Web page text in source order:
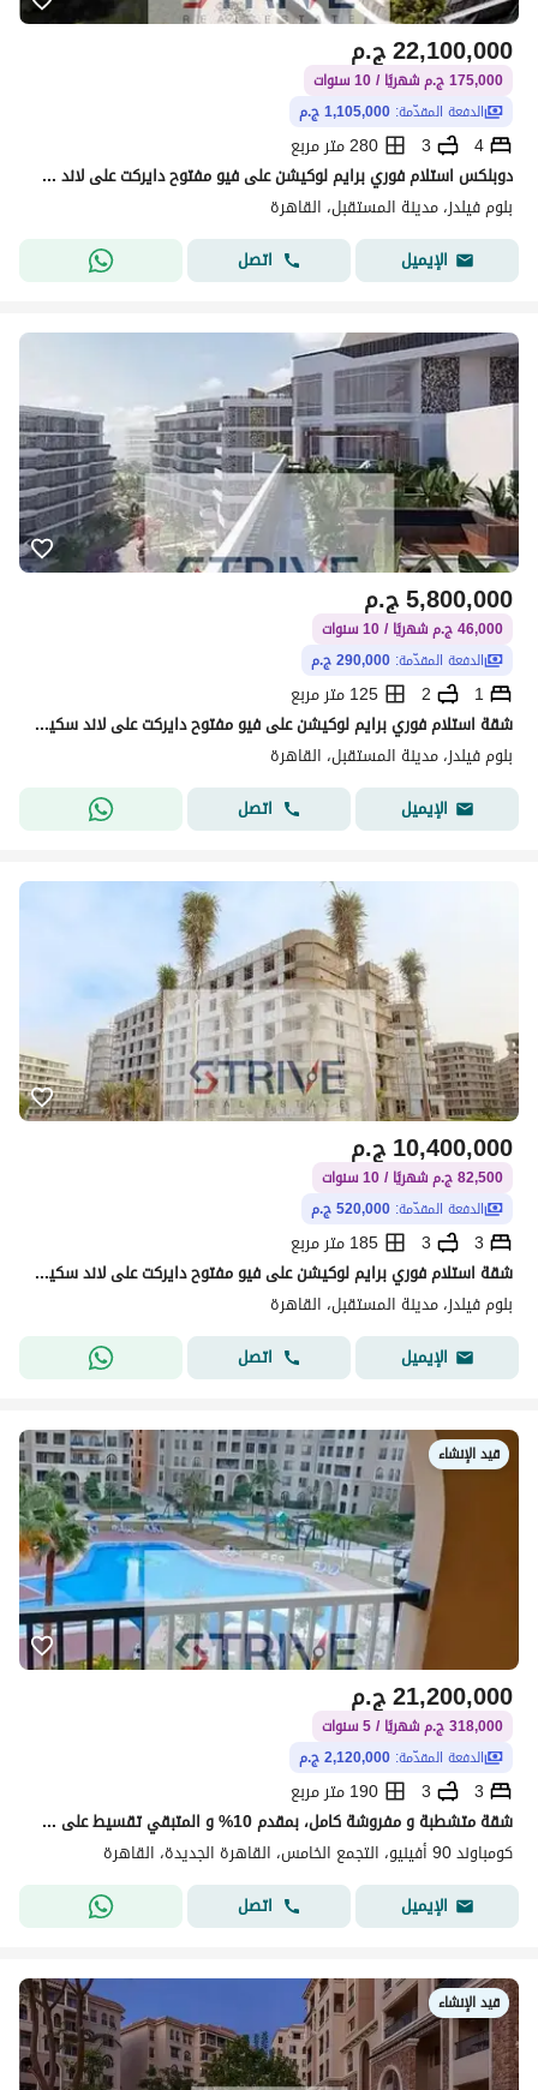
ج.م22,100,000
175,000 ج.م شهريًا / 10 سنوات
الدفعة المقدّمة: 1,105,000 ج.م
4
3
280 متر مربع
دوبلكس استلام فوري برايم لوكيشن على فيو مفتوح دايركت على لاند سكيب بمقدم 5% و المتبقي اقساط على 10 سنوات في كمبوند "بلوم فيلدز" (Bloom Fields)
بلوم فيلدز، مدينة المستقبل، القاهرة
الإيميل
اتصل
ج.م5,800,000
46,000 ج.م شهريًا / 10 سنوات
الدفعة المقدّمة: 290,000 ج.م
1
2
125 متر مربع
شقة استلام فوري برايم لوكيشن على فيو مفتوح دايركت على لاند سكيب بمقدم 5% و المتبقي اقساط على 10 سنوات في كمبوند "بلوم فيلدز" (Bloom Fields)
بلوم فيلدز، مدينة المستقبل، القاهرة
الإيميل
اتصل
ج.م10,400,000
82,500 ج.م شهريًا / 10 سنوات
الدفعة المقدّمة: 520,000 ج.م
3
3
185 متر مربع
شقة استلام فوري برايم لوكيشن على فيو مفتوح دايركت على لاند سكيب بمقدم 5% و المتبقي اقساط على 10 سنوات في كمبوند "بلوم فيلدز" (Bloom Fields)
بلوم فيلدز، مدينة المستقبل، القاهرة
الإيميل
اتصل
قيد الإنشاء
ج.م21,200,000
318,000 ج.م شهريًا / 5 سنوات
الدفعة المقدّمة: 2,120,000 ج.م
3
3
190 متر مربع
شقة متشطبة و مفروشة كامل، بمقدم 10% و المتبقي تقسيط على 5 سنوات برايم لوكيشن وإطلالة مفتوحة ومباشرة على المساحات الخضراء لاند سكيب في قلب منطقة التجمع
كومباوند 90 أفينيو، التجمع الخامس، القاهرة الجديدة، القاهرة
الإيميل
اتصل
قيد الإنشاء